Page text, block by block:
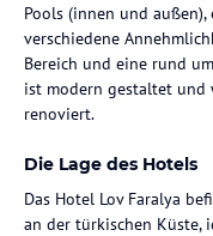
Pools (innen und außen),
verschiedene
Bereich und eine rund
ist modern gestaltet und
renoviert.
Die Lage des Hotels
Das Hotel Lov Faralya
an der türkischen Küste,